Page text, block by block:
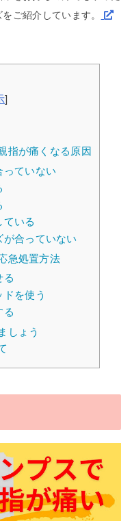
ご紹介しています。
]
指が痛くなる原因
っていない
ている
合っていない
急処置方法
る
を使う
る
しょう